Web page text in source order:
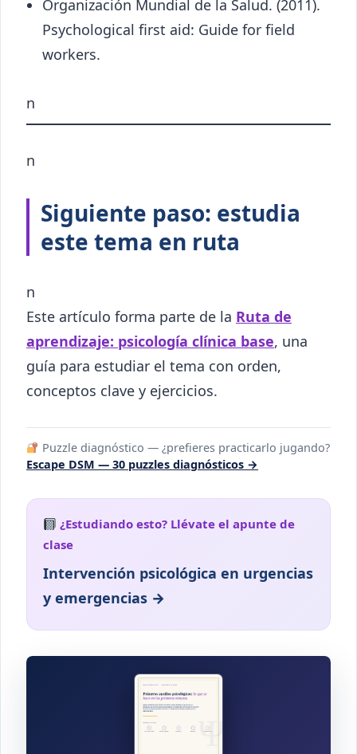
Organización Mundial de la Salud. (2011).
Psychological first aid: Guide for field
workers.
n
n
Siguiente paso: estudia
este tema en ruta
n
Este artículo forma parte de la Ruta de
aprendizaje: psicología clínica base, una
guía para estudiar el tema con orden,
conceptos clave y ejercicios.
Puzzle diagnóstico — ¿prefieres practicarlo jugando?
Escape DSM — 30 puzzles diagnósticos →
¿Estudiando esto? Llévate el apunte de
clase
Intervención psicológica en urgencias
y emergencias →